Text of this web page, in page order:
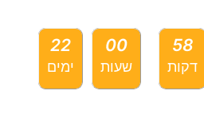
22
ימים
00
שעות
58
דקות